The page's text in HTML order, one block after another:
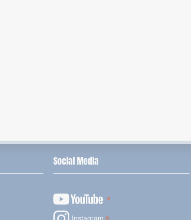
Social Media
Instagram